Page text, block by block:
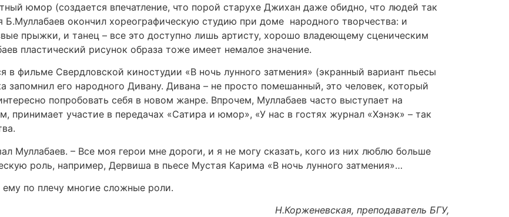
юмор (создается впечатление, что порой старухе Джихан даже обидно, что людей так
Б.Муллабаев окончил хореографическую студию при доме народного творчества: и
прыжки, и танец – все это доступно лишь артисту, хорошо владеющему сценическим
пластический рисунок образа тоже имеет немалое значение.
в фильме Свердловской киностудии «В ночь лунного затмения» (экранный вариант пьесы
его народного Дивану. Дивана – не просто помешанный, это человек, который
попробовать себя в новом жанре. Впрочем, Муллабаев часто выступает на
принимает участие в передачах «Сатира и юмор», «У нас в гостях журнал «Хэнэк» – так
Муллабаев. – Все моя герои мне дороги, и я не могу сказать, кого из них люблю больше
роль, например, Дервиша в пьесе Мустая Карима «В ночь лунного затмения»…
по плечу многие сложные роли.
Н.Корженевская, преподаватель БГУ,